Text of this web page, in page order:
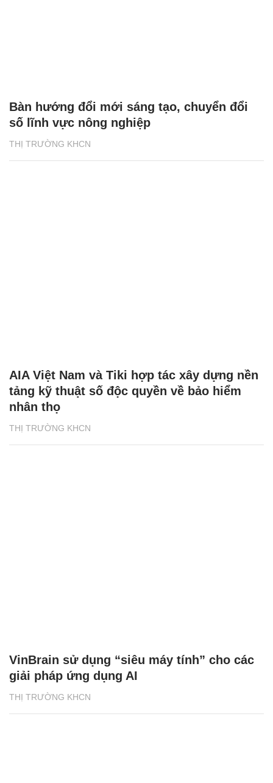
THỊ TRƯỜNG KHCN
Bàn hướng đổi mới sáng tạo, chuyển đổi
số lĩnh vực nông nghiệp
THỊ TRƯỜNG KHCN
AIA Việt Nam và Tiki hợp tác xây dựng nền
tảng kỹ thuật số độc quyền về bảo hiểm
nhân thọ
THỊ TRƯỜNG KHCN
VinBrain sử dụng “siêu máy tính” cho các
giải pháp ứng dụng AI